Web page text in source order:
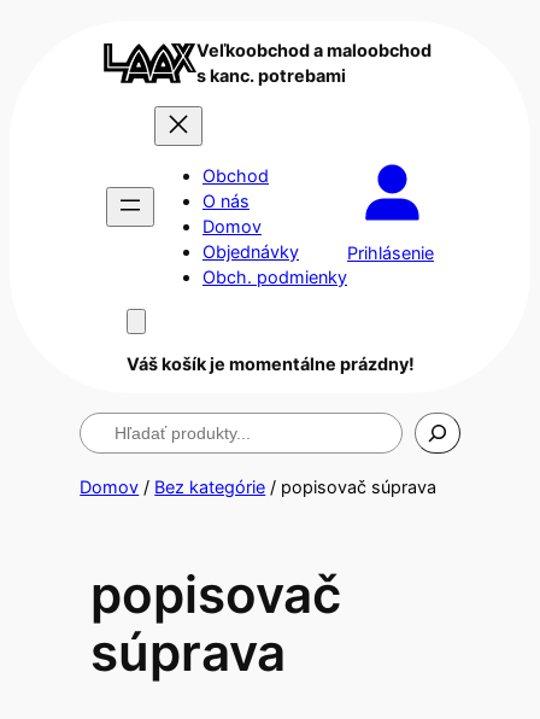
Veľkoobchod a maloobchod
s kanc. potrebami
Obchod
O nás
Domov
Objednávky
Obch. podmienky
Prihlásenie
Váš košík je momentálne prázdny!
Hľadanie
Domov / Bez kategórie / popisovač súprava
popisovač
súprava